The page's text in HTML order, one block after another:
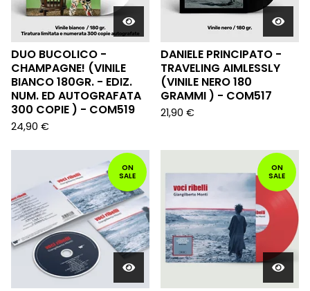
DUO BUCOLICO -
CHAMPAGNE! (VINILE
BIANCO 180GR. - EDIZ.
NUM. ED AUTOGRAFATA
300 COPIE ) - COM519
24,90 €
DANIELE PRINCIPATO -
TRAVELING AIMLESSLY
(VINILE NERO 180
GRAMMI ) - COM517
21,90 €
ON
SALE
ON
SALE